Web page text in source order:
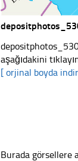
aşağıdakini
[ orjinal boyda
Burada görsellere